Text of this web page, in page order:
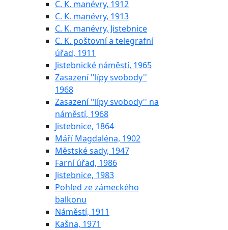
C. K. manévry, 1912
C. K. manévry, 1913
C. K. manévry, Jistebnice
C. K. poštovní a telegrafní
úřad, 1911
Jistebnické náměstí, 1965
Zasazení ''lípy svobody''
1968
Zasazení ''lípy svobody'' na
náměstí, 1968
Jistebnice, 1864
Máří Magdaléna, 1902
Městské sady, 1947
Farní úřad, 1986
Jistebnice, 1983
Pohled ze zámeckého
balkonu
Náměstí, 1911
Kašna, 1971